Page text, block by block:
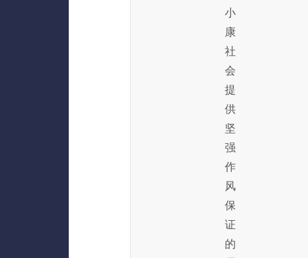
小
康
社
会
提
供
坚
强
作
风
保
证
的